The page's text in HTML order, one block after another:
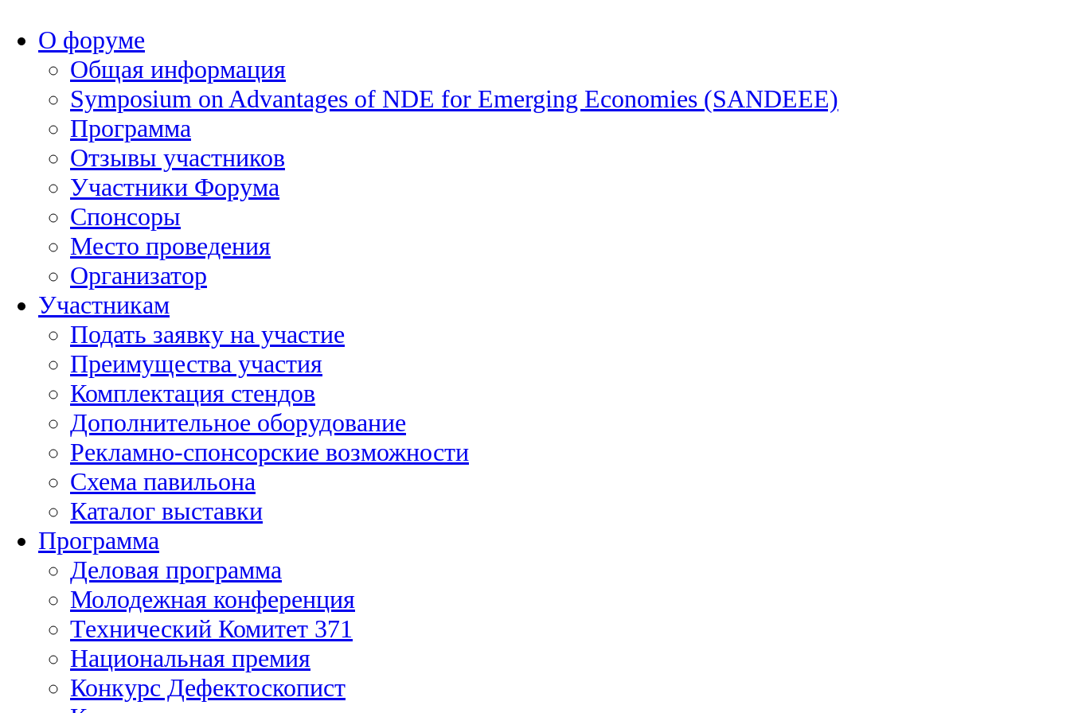
О форуме
Общая информация
Symposium on Advantages of NDE for Emerging Economies (SANDEEE)
Программа
Отзывы участников
Участники Форума
Спонсоры
Место проведения
Организатор
Участникам
Подать заявку на участие
Преимущества участия
Комплектация стендов
Дополнительное оборудование
Рекламно-спонсорские возможности
Схема павильона
Каталог выставки
Программа
Деловая программа
Молодежная конференция
Технический Комитет 371
Национальная премия
Конкурс Дефектоскопист